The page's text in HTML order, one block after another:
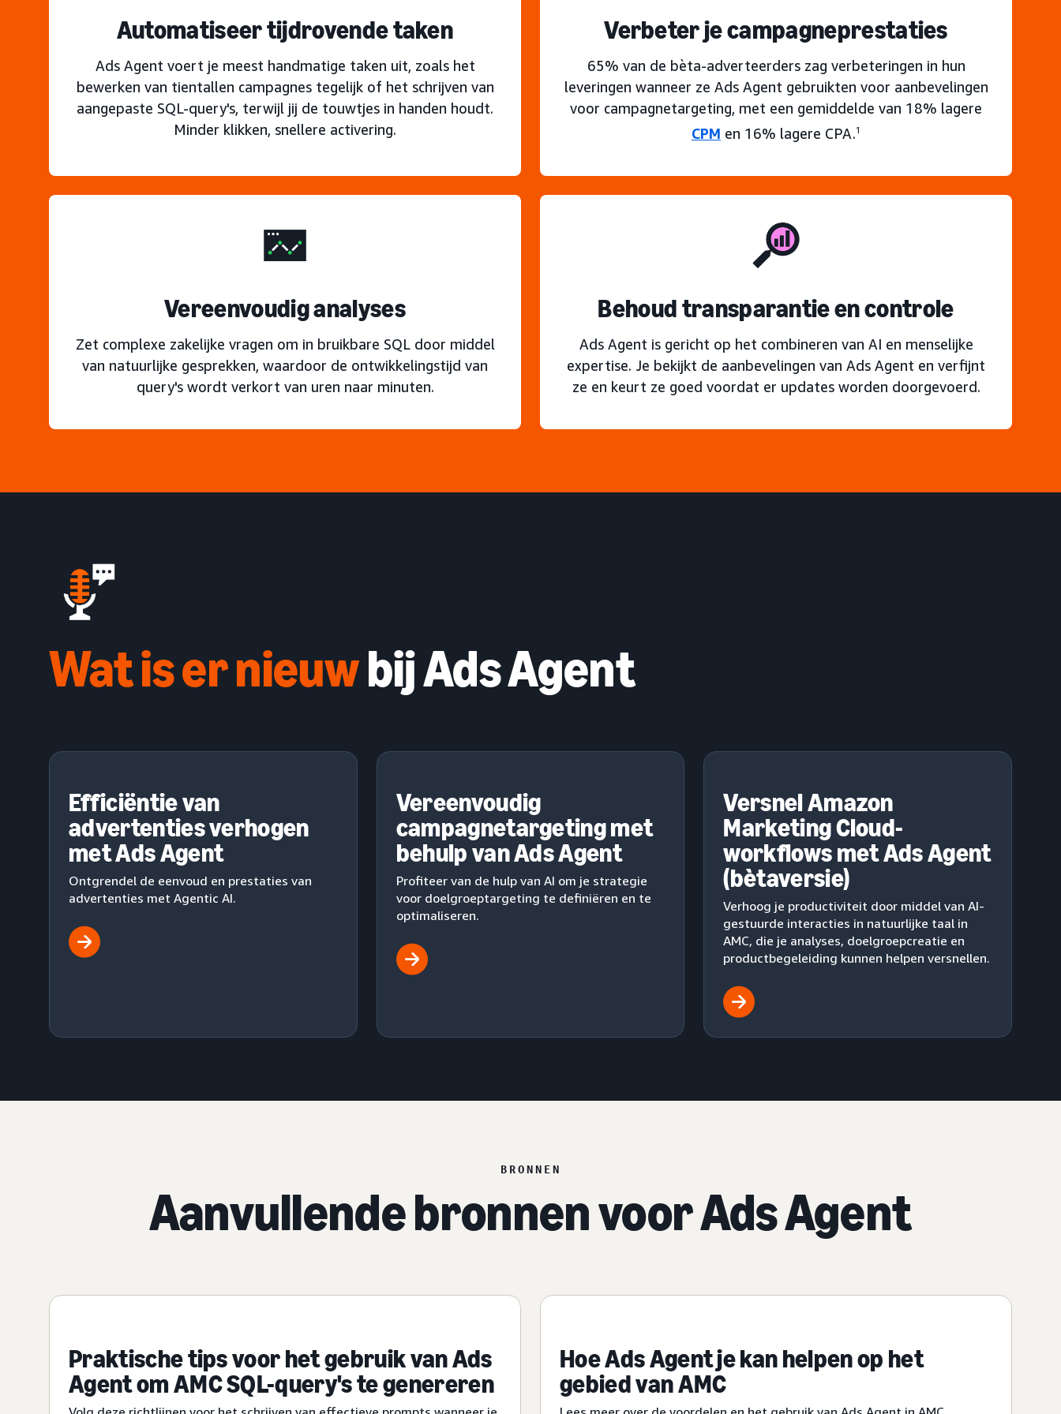
Automatiseer tijdrovende taken
Ads Agent voert je meest handmatige taken uit, zoals het
bewerken van tientallen campagnes tegelijk of het schrijven van
aangepaste SQL-query's, terwijl jij de touwtjes in handen houdt.
Minder klikken, snellere activering.
Verbeter je campagneprestaties
65% van de bèta-adverteerders zag verbeteringen in hun
leveringen wanneer ze Ads Agent gebruikten voor aanbevelingen
voor campagnetargeting, met een gemiddelde van 18% lagere
CPM en 16% lagere CPA.1
Vereenvoudig analyses
Zet complexe zakelijke vragen om in bruikbare SQL door middel
van natuurlijke gesprekken, waardoor de ontwikkelingstijd van
query's wordt verkort van uren naar minuten.
Behoud transparantie en controle
Ads Agent is gericht op het combineren van AI en menselijke
expertise. Je bekijkt de aanbevelingen van Ads Agent en verfijnt
ze en keurt ze goed voordat er updates worden doorgevoerd.
Wat is er nieuwbij Ads Agent
Efficiëntie van
advertenties verhogen
met Ads Agent
Ontgrendel de eenvoud en prestaties van
advertenties met Agentic AI.
Vereenvoudig
campagnetargeting met
behulp van Ads Agent
Profiteer van de hulp van AI om je strategie
voor doelgroeptargeting te definiëren en te
optimaliseren.
Versnel Amazon
Marketing Cloud-
workflows met Ads Agent
(bètaversie)
Verhoog je productiviteit door middel van AI-
gestuurde interacties in natuurlijke taal in
AMC, die je analyses, doelgroepcreatie en
productbegeleiding kunnen helpen versnellen.
BRONNEN
Aanvullende bronnen voor Ads Agent
Praktische tips voor het gebruik van Ads
Agent om AMC SQL-query's te genereren
Hoe Ads Agent je kan helpen op het
gebied van AMC